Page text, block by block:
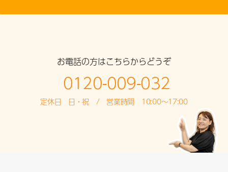
お電話の方はこちらからどうぞ
0120-009-032
定休日 日・祝 / 営業時間 10:00～17:00